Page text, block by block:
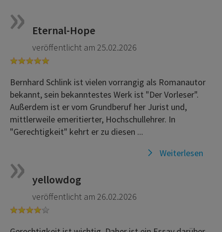
Eternal-Hope
veröffentlicht am 25.02.2026
Bernhard Schlink ist vielen vorrangig als Romanautor
bekannt, sein bekanntestes Werk ist "Der Vorleser".
Außerdem ist er vom Grundberuf her Jurist und,
mittlerweile emeritierter, Hochschullehrer. In
"Gerechtigkeit" kehrt er zu diesen ...
Weiterlesen
yellowdog
veröffentlicht am 26.02.2026